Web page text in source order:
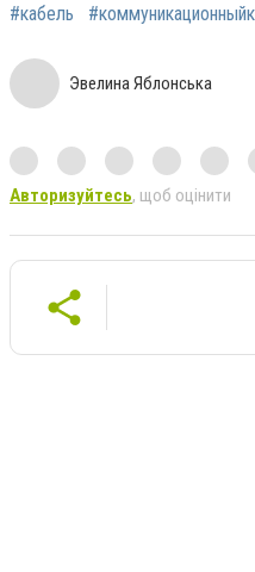
#кабель
Эвелина Яблонська
Авторизуйтесь, щоб оцінити